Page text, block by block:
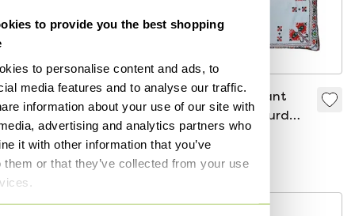
to provide you the best shopping
to personalise content and ads, to
media features and to analyse our traffic.
information about your use of our site with
advertising and analytics partners who
it with other information that you’ve
them or that they’ve collected from your use
Rood vintage
tafelkleed
€ 35,-
Bied vanaf € 18,-
Vintage vierkant
handgeborduurd
tafelkleed 63 x 63
cm
€ 39,-
Bied vanaf € 30,-